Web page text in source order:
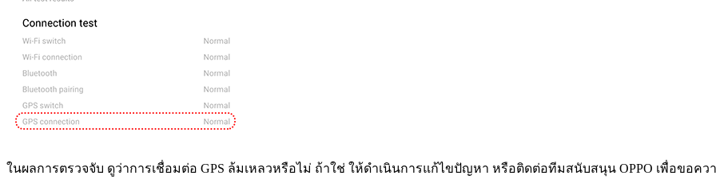
ในผลการตรวจจับ ดูว่าการเชื่อมต่อ GPS ล้มเหลวหรือไม่ ถ้าใช่ ให้ดำเนินการแก้ไขปัญหา หรือติดต่อทีมสนับสนุน OPPO เพื่อขอคว